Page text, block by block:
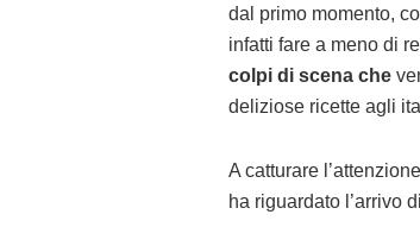
dal primo momento,
infatti fare a meno di
colpi di scena che
deliziose ricette agli
A catturare
ha riguardato l’arrivo